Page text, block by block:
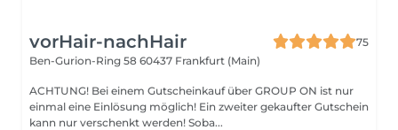
vorHair-nachHair
75
Ben-Gurion-Ring 58 60437 Frankfurt (Main)
ACHTUNG! Bei einem Gutscheinkauf über GROUP ON ist nur
einmal eine Einlösung möglich! Ein zweiter gekaufter Gutschein
kann nur verschenkt werden! Soba...